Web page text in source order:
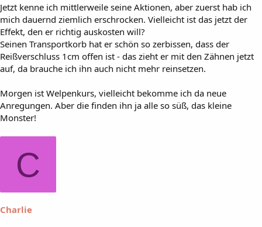
Jetzt kenne ich mittlerweile seine Aktionen, aber zuerst hab ich
mich dauernd ziemlich erschrocken. Vielleicht ist das jetzt der
Effekt, den er richtig auskosten will?
Seinen Transportkorb hat er schön so zerbissen, dass der
Reißverschluss 1cm offen ist - das zieht er mit den Zähnen jetzt
auf, da brauche ich ihn auch nicht mehr reinsetzen.
Morgen ist Welpenkurs, vielleicht bekomme ich da neue
Anregungen. Aber die finden ihn ja alle so süß, das kleine
Monster!
C
Charlie